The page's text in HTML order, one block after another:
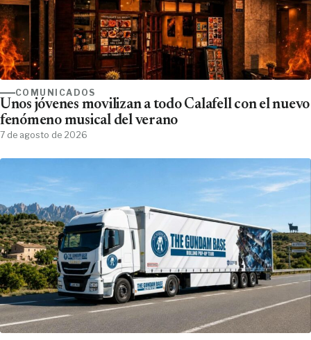
COMUNICADOS
Unos jóvenes movilizan a todo Calafell con el nuevo
fenómeno musical del verano
7 de agosto de 2026